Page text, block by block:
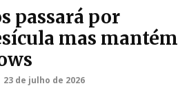
passará por
mas mantém
23 de julho de 2026